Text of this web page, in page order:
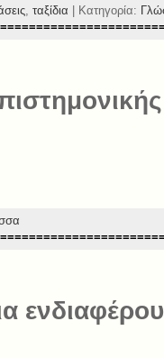
, ταξίδια | Κατηγορία: